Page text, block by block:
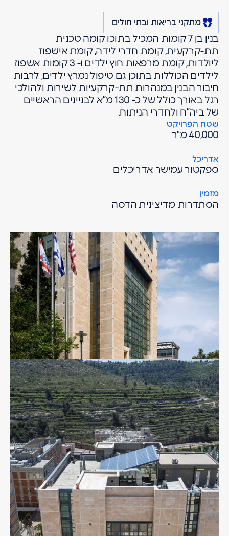
מתקני בריאות ובתי חולים
בנין בן 7 קומות המכיל בתוכו קומה טכנית
תת-קרקעית, קומת חדרי לידה, קומת אישפוז
ליולדות, קומת מרפאות חוץ ילדים ו- 3 קומות אשפוז
לילדים הכוללות בתוכן גם טיפול נמרץ ילדים, לרבות
חיבור הבנין במנהרות תת-קרקעיות לשירות ולהולכי
רגל באורך כולל של כ- 130 מ”א לבניינים הראשיים
של ביה”ח ולחדרי הניתוח.
מזמין
הסתדרות מדיצינית הדסה
אדריכל
ספקטור עמישר אדריכלים
שטח הפרויקט
40,000 מ"ר